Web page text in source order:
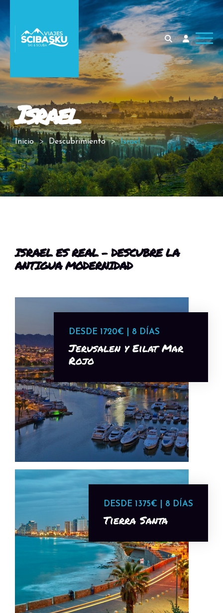
Israel
Inicio Descubrimiento Israel
ISRAEL ES REAL – DESCUBRE LA
ANTIGUA MODERNIDAD
DESDE 1720€ | 8 DÍAS
Jerusalen y Eilat Mar
Rojo
DESDE 1375€ | 8 DÍAS
Tierra Santa